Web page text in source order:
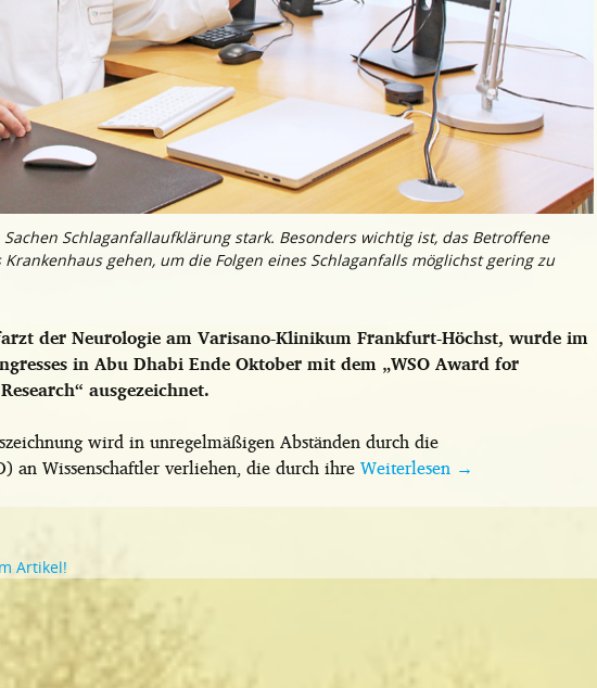
Schlaganfallaufklärung stark. Besonders wichtig ist, das Betroffene
gehen, um die Folgen eines Schlaganfalls möglichst gering zu
der Neurologie am Varisano-Klinikum Frankfurt-Höchst, wurde im
in Abu Dhabi Ende Oktober mit dem „WSO Award for
ausgezeichnet.
wird in unregelmäßigen Abständen durch die
an Wissenschaftler verliehen, die durch ihreWeiterlesen →
Artikel!